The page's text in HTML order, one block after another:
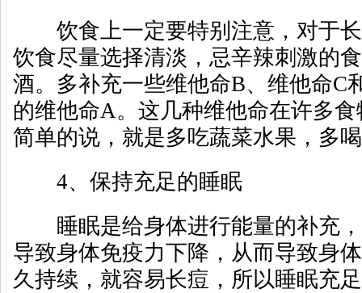
饮食上一定要特别注意，对于长
饮食尽量选择清淡，忌辛辣刺激的
酒。多补充一些维他命B、维他命C
的维他命A。这几种维他命在许多
简单的说，就是多吃蔬菜水果，多
4、保持充足的睡眠
睡眠是给身体进行能量的补充，
导致身体免疫力下降，从而导致身
久持续，就容易长痘，所以睡眠充